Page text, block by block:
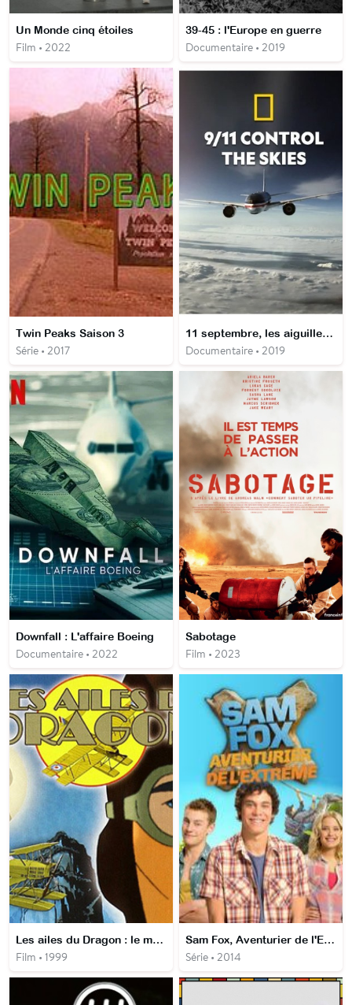
Un Monde cinq étoiles
Film • 2022
39-45 : l'Europe en guerre
Documentaire • 2019
Twin Peaks Saison 3
Série • 2017
11 septembre, les aiguilleurs du ciel
Documentaire • 2019
Downfall : L'affaire Boeing
Documentaire • 2022
Sabotage
Film • 2023
Les ailes du Dragon : le manuscrit aux cinq bannières
Film • 1999
Sam Fox, Aventurier de l'Extrême
Série • 2014